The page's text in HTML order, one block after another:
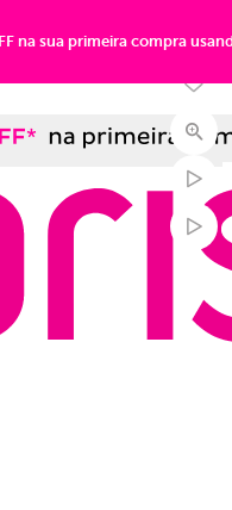
na sua primeira compra